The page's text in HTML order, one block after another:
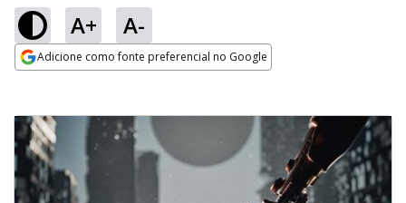
A+ A-
Adicione como fonte preferencial no Google